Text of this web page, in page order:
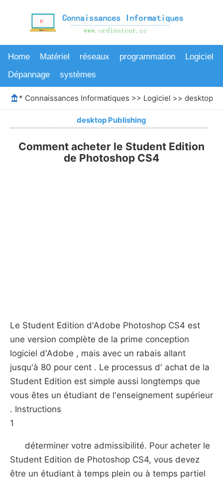
Home Matériel réseaux programmation
Logiciel
Dépannage
systèmes
* Connaissances Informatiques >> Logiciel >> desktop
desktop Publishing
Comment acheter le Student Edition
de Photoshop CS4
Le Student Edition d'Adobe Photoshop CS4 est
une version complète de la prime conception
logiciel d'Adobe , mais avec un rabais allant
jusqu'à 80 pour cent . Le processus d' achat de la
Student Edition est simple aussi longtemps que
vous êtes un étudiant de l'enseignement supérieur
. Instructions
1
déterminer votre admissibilité. Pour acheter le
Student Edition de Photoshop CS4, vous devez
être un étudiant à temps plein ou à temps partiel